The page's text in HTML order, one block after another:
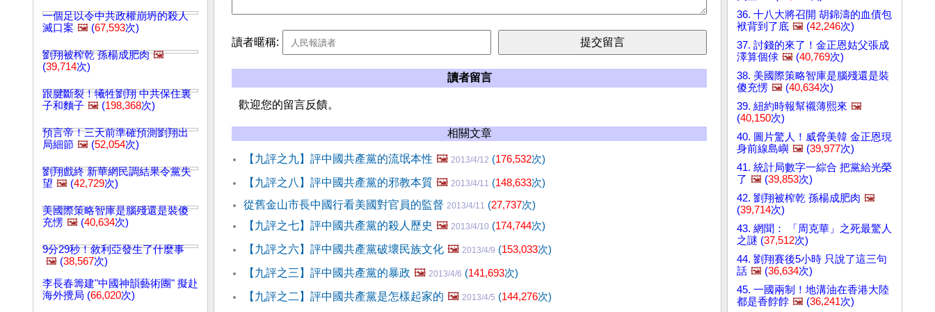
一個足以令中共政權崩坍的殺人
滅口案 🖼️ (67,593次)
劉翔被榨乾 孫楊成肥肉 🖼️
(39,714次)
跟腱斷裂！犧牲劉翔 中共保住裏
子和麵子 🖼️ (198,368次)
預言帝！三天前準確預測劉翔出
局細節 🖼️ (52,054次)
劉翔戲終 新華網民調結果令黨失
望 🖼️ (42,729次)
美國際策略智庫是腦殘還是裝傻
充愣 🖼️ (40,634次)
9分29秒！敘利亞發生了什麼事
🖼️ (38,567次)
李長春籌建"中國神韻藝術團" 擬赴
海外攪局 (66,020次)
讀者暱稱:
讀者留言
歡迎您的留言反饋。
相關文章
【九評之九】評中國共產黨的流氓本性 🖼️ 2013/4/12 (176,532次)
【九評之八】評中國共產黨的邪教本質 🖼️ 2013/4/11 (148,633次)
從舊金山市長中國行看美國對官員的監督 2013/4/11 (27,737次)
【九評之七】評中國共產黨的殺人歷史 🖼️ 2013/4/10 (174,744次)
【九評之六】評中國共產黨破壞民族文化 🖼️ 2013/4/9 (153,033次)
【九評之三】評中國共產黨的暴政 🖼️ 2013/4/6 (141,693次)
【九評之二】評中國共產黨是怎樣起家的 🖼️ 2013/4/5 (144,276次)
36. 十八大將召開 胡錦濤的血債包
袱背到了底 🖼️ (42,246次)
37. 討錢的來了！金正恩姑父張成
澤算個俅 🖼️ (40,769次)
38. 美國際策略智庫是腦殘還是裝
傻充愣 🖼️ (40,634次)
39. 紐約時報幫襯薄熙來 🖼️
(40,150次)
40. 圖片驚人！威脅美韓 金正恩現
身前線島嶼 🖼️ (39,977次)
41. 統計局數字一綜合 把黨給光榮
了 🖼️ (39,853次)
42. 劉翔被榨乾 孫楊成肥肉 🖼️
(39,714次)
43. 網聞： 「周克華」之死最驚人
之謎 (37,512次)
44. 劉翔賽後5小時 只說了這三句
話 🖼️ (36,634次)
45. 一國兩制！地溝油在香港大陸
都是香餑餑 🖼️ (36,241次)